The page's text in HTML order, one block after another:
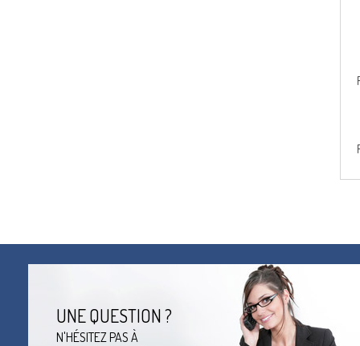
UNE QUESTION ?
N'HÉSITEZ PAS À